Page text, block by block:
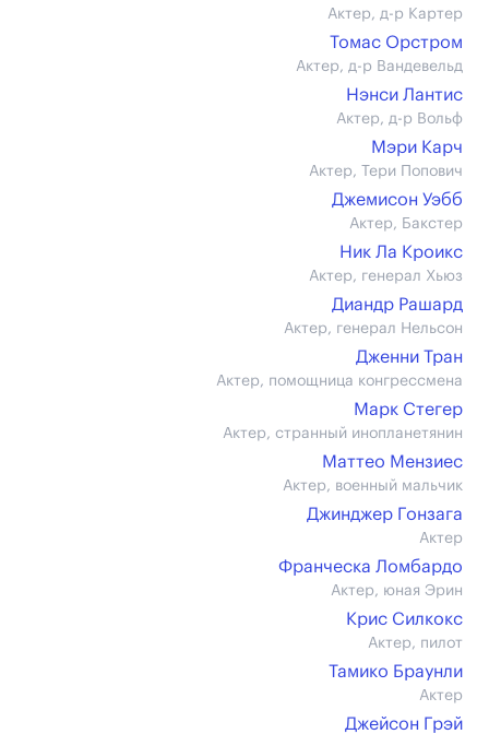
Актер, д-р Картер
Томас Орстром
Актер, д-р Вандевельд
Нэнси Лантис
Актер, д-р Вольф
Мэри Карч
Актер, Тери Попович
Джемисон Уэбб
Актер, Бакстер
Ник Ла Кроикс
Актер, генерал Хьюз
Диандр Рашард
Актер, генерал Нельсон
Дженни Тран
Актер, помощница конгрессмена
Марк Стегер
Актер, странный инопланетянин
Маттео Мензиес
Актер, военный мальчик
Джинджер Гонзага
Актер
Франческа Ломбардо
Актер, юная Эрин
Крис Силкокс
Актер, пилот
Тамико Браунли
Актер
Джейсон Грэй